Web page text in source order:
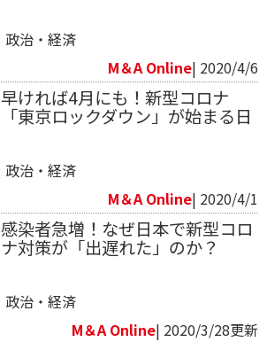
政治・経済
M＆A Online| 2020/4/6
早ければ4月にも！新型コロナ
「東京ロックダウン」が始まる日
政治・経済
M＆A Online| 2020/4/1
感染者急増！なぜ日本で新型コロ
ナ対策が「出遅れた」のか？
政治・経済
M＆A Online| 2020/3/28更新